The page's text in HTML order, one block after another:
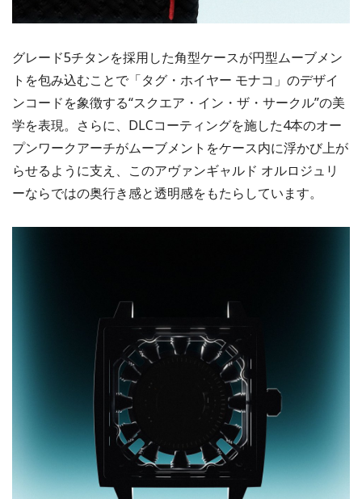
グレード5チタンを採用した角型ケースが円型ムーブメン
トを包み込むことで「タグ・ホイヤー モナコ」のデザイ
ンコードを象徴する“スクエア・イン・ザ・サークル”の美
学を表現。さらに、DLCコーティングを施した4本のオー
プンワークアーチがムーブメントをケース内に浮かび上が
らせるように支え、このアヴァンギャルド オルロジュリ
ーならではの奥行き感と透明感をもたらしています。